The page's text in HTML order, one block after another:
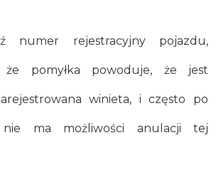
numer rejestracyjny pojazdu,
że pomyłka powoduje, że jest
winieta, i często po
nie ma możliwości anulacji tej